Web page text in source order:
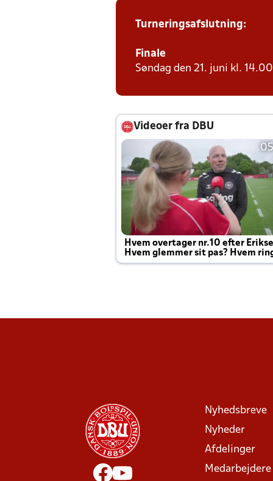
Turneringsafslutning:
Finale
Søndag den 21. juni kl.
Videoer fra DBU
Hvem overtager nr.10 efter
Hvem glemmer sit pas? Hvem
Joachim altid til efter kampe?
Nyhedsbreve
Nyheder
Afdelinger
Medarbejdere